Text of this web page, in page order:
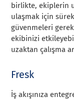
birlikte, ekiplerin
ulaşmak için
güvenmeleri
ekibinizi
uzaktan çalışma
Fresk
İş akışınıza